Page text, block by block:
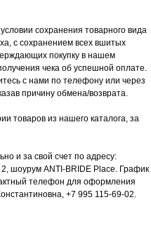
сохранения товарного вида
с сохранением всех вшитых
покупку в нашем
чека об успешной оплате.
с нами по телефону или через
причину обмена/возврата.
товаров из нашего каталога, за
и за свой счет по адресу:
шоурум ANTI-BRIDE Place. График
телефон для оформления
+7 995 115-69-02.